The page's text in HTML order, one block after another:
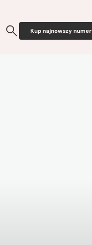
Kup najnowszy numer